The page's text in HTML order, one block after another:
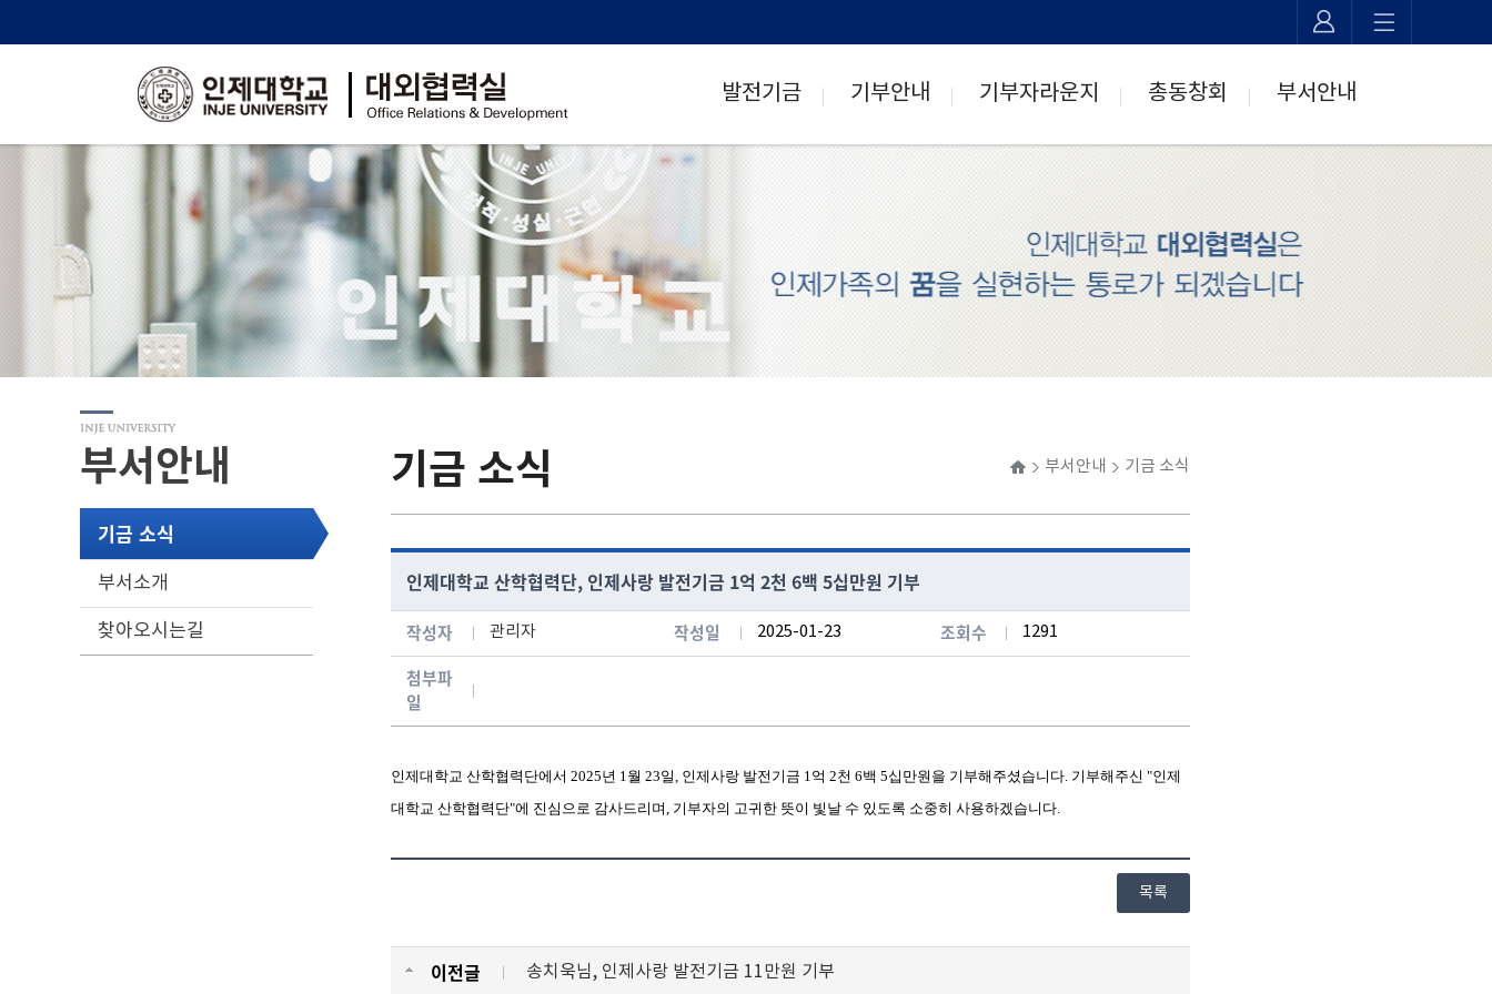
발전기금 기부안내 기부자라운지 총동창회 부서안내
부서안내
기금 소식
부서소개
찾아오시는길
기금 소식 Home > 부서안내 > 기금 소식
인제대학교 산학협력단, 인제사랑 발전기금 1억 2천 6백 5십만원 기부
작성자 관리자 작성일 2025-01-23 조회수 1291
첨부파
일
인제대학교 산학협력단에서 2025년 1월 23일, 인제사랑 발전기금 1억 2천 6백 5십 만원을 기부해주셨습니다. 기부해주신 "인제
대학교 산학협력단"에 진심으로 감사드리며, 기부자의 고귀한 뜻이 빛날 수 있도록 소중히 사용하겠습니다.
목록
이전글 송치욱님, 인제사랑 발전기금 11만원 기부